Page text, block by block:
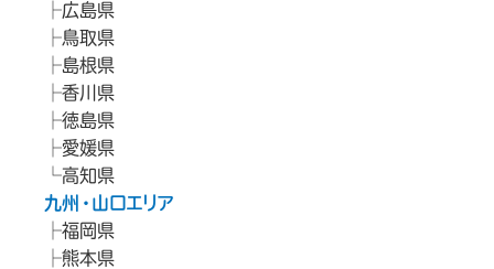
広島県
鳥取県
島根県
香川県
徳島県
愛媛県
高知県
九州・山口エリア
福岡県
熊本県